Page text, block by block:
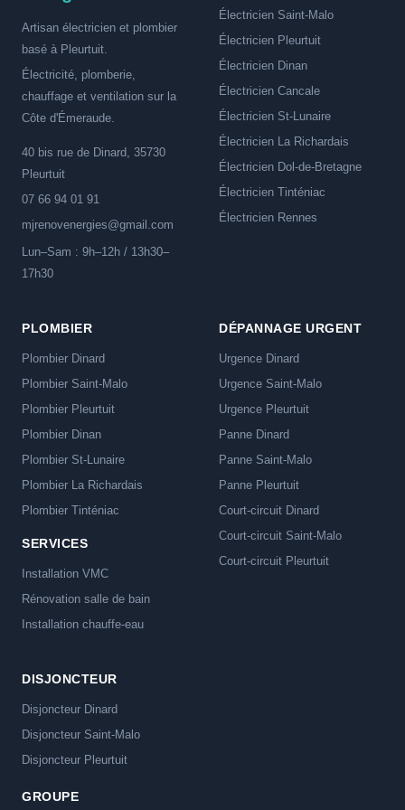
Artisan électricien et plombier
basé à Pleurtuit.
Électricité, plomberie,
chauffage et ventilation sur la
Côte d'Émeraude.
40 bis rue de Dinard, 35730
Pleurtuit
07 66 94 01 91
mjrenovenergies@gmail.com
Lun–Sam : 9h–12h / 13h30–
17h30
Électricien Saint-Malo
Électricien Pleurtuit
Électricien Dinan
Électricien Cancale
Électricien St-Lunaire
Électricien La Richardais
Électricien Dol-de-Bretagne
Électricien Tinténiac
Électricien Rennes
PLOMBIER
Plombier Dinard
Plombier Saint-Malo
Plombier Pleurtuit
Plombier Dinan
Plombier St-Lunaire
Plombier La Richardais
Plombier Tinténiac
SERVICES
Installation VMC
Rénovation salle de bain
Installation chauffe-eau
DÉPANNAGE URGENT
Urgence Dinard
Urgence Saint-Malo
Urgence Pleurtuit
Panne Dinard
Panne Saint-Malo
Panne Pleurtuit
Court-circuit Dinard
Court-circuit Saint-Malo
Court-circuit Pleurtuit
DISJONCTEUR
Disjoncteur Dinard
Disjoncteur Saint-Malo
Disjoncteur Pleurtuit
GROUPE